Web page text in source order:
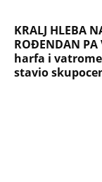
KRALJ HLEBA
ROĐENDAN
harfa i
stavio